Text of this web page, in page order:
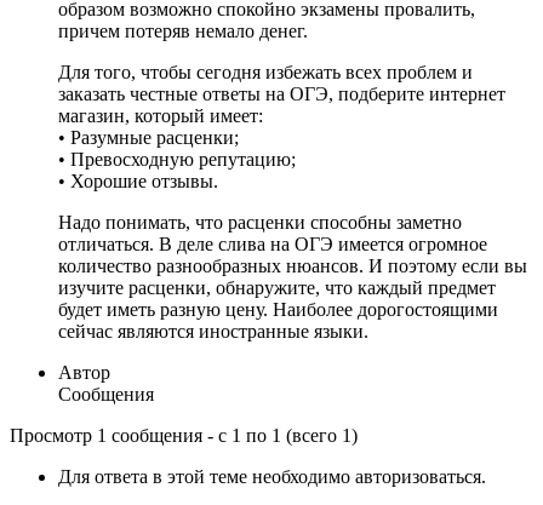
образом возможно спокойно экзамены провалить,
причем потеряв немало денег.
Для того, чтобы сегодня избежать всех проблем и
заказать честные ответы на ОГЭ, подберите интернет
магазин, который имеет:
• Разумные расценки;
• Превосходную репутацию;
• Хорошие отзывы.
Надо понимать, что расценки способны заметно
отличаться. В деле слива на ОГЭ имеется огромное
количество разнообразных нюансов. И поэтому если вы
изучите расценки, обнаружите, что каждый предмет
будет иметь разную цену. Наиболее дорогостоящими
сейчас являются иностранные языки.
Автор
Сообщения
Просмотр 1 сообщения - с 1 по 1 (всего 1)
Для ответа в этой теме необходимо авторизоваться.